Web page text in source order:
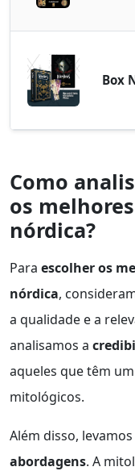
Box
Como
os
nórdica?
Para escolher os
nórdica,
a qualidade e a
analisamos a
aqueles que têm
mitológicos.
Além disso,
abordagens. A